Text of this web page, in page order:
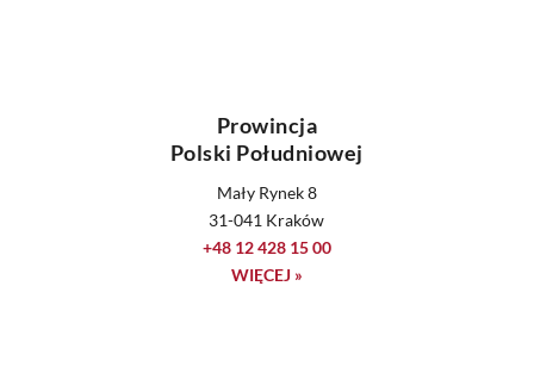
Prowincja
Polski Południowej
Mały Rynek 8
31-041 Kraków
+48 12 428 15 00
WIĘCEJ »